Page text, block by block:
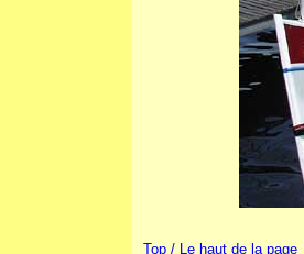
Top / Le haut de la page